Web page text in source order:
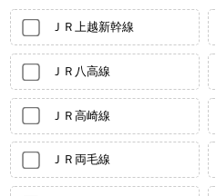
ＪＲ上越新幹線
ＪＲ八高線
ＪＲ高崎線
ＪＲ両毛線